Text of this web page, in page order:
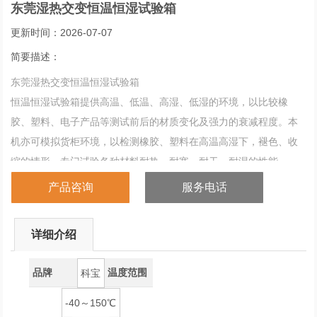
东莞湿热交变恒温恒湿试验箱
更新时间：2026-07-07
简要描述：
东莞湿热交变恒温恒湿试验箱
恒温恒湿试验箱提供高温、低温、高湿、低湿的环境，以比较橡
胶、塑料、电子产品等测试前后的材质变化及强力的衰减程度。本
机亦可模拟货柜环境，以检测橡胶、塑料在高温高湿下，褪色、收
缩的情形，专门试验各种材料耐热、耐寒、耐干、耐湿的性能。
产品咨询 服务电话
详细介绍
品牌 科宝 温度范围
-40～150℃